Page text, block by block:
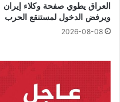
العراق يطوي صفحة وكلاء إيران
ويرفض الدخول لمستنقع الحرب
2026-08-08